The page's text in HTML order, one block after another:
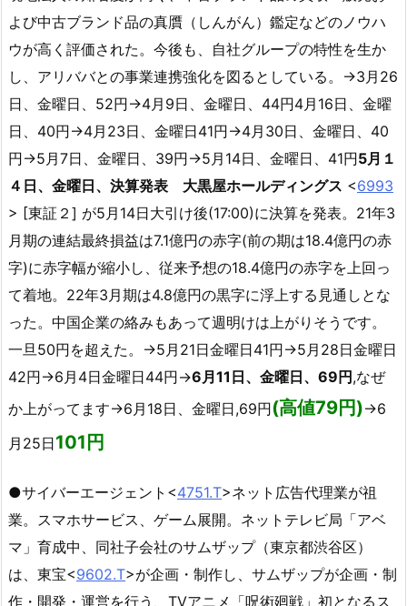
よび中古ブランド品の真贋（しんがん）鑑定などのノウハ
ウが高く評価された。今後も、自社グループの特性を生か
し、アリババとの事業連携強化を図るとしている。→3月26
日、金曜日、52円→4月9日、金曜日、44円4月16日、金曜
日、40円→4月23日、金曜日41円→4月30日、金曜日、40
円→5月7日、金曜日、39円→5月14日、金曜日、41円5月１
４日、金曜日、決算発表
大黒屋ホールディングス <6993
> [東証２] が5月14日大引け後(17:00)に決算を発表。21年3
月期の連結最終損益は7.1億円の赤字(前の期は18.4億円の赤
字)に赤字幅が縮小し、従来予想の18.4億円の赤字を上回っ
て着地。22年3月期は4.8億円の黒字に浮上する見通しとな
った。中国企業の絡みもあって週明けは上がりそうです。
一旦50円を超えた。→5月21日金曜日41円→5月28日金曜日
42円→6月4日金曜日44円→6月11日、金曜日、69円,なぜ
か上がってます→6月18日、金曜日,69円(高値79円)→6
月25日101円
●サイバーエージェント<4751.T>ネット広告代理業が祖
業。スマホサービス、ゲーム展開。ネットテレビ局「アベ
マ」育成中、同社子会社のサムザップ（東京都渋谷区）
は、東宝<9602.T>が企画・制作し、サムザップが企画・制
作・開発・運営を行う、TVアニメ「呪術廻戦」初となるス